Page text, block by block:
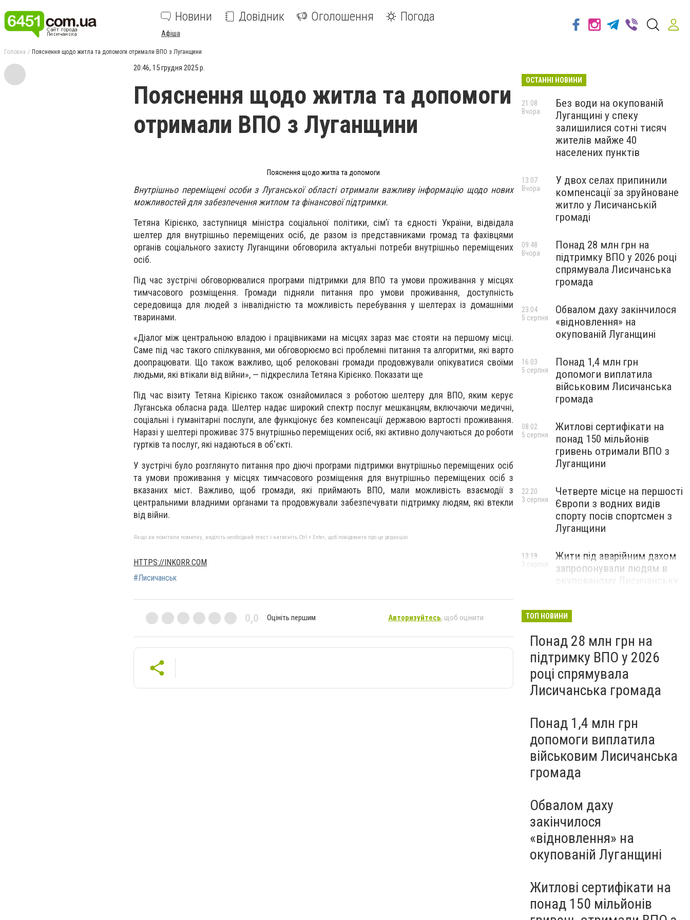
Новини Довідник Оголошення Погода
Афіша
Головна Пояснення щодо житла та допомоги отримали ВПО з Луганщини
20:46, 15 грудня 2025 р.
Пояснення щодо житла та допомоги
отримали ВПО з Луганщини
Пояснення щодо житла та допомоги
Внутрішньо переміщені особи з Луганської області отримали важливу інформацію щодо нових
можливостей для забезпечення житлом та фінансової підтримки.
Тетяна Кірієнко, заступниця міністра соціальної політики, сім’ї та єдності України, відвідала
шелтер для внутрішньо переміщених осіб, де разом із представниками громад та фахівцями
органів соціального захисту Луганщини обговорила актуальні потреби внутрішньо переміщених
осіб.
Під час зустрічі обговорювалися програми підтримки для ВПО та умови проживання у місцях
тимчасового розміщення. Громади підняли питання про умови проживання, доступність
середовища для людей з інвалідністю та можливість перебування у шелтерах із домашніми
тваринами.
«Діалог між центральною владою і працівниками на місцях зараз має стояти на першому місці.
Саме під час такого спілкування, ми обговорюємо всі проблемні питання та алгоритми, які варто
доопрацювати. Що також важливо, щоб релоковані громади продовжували опікуватися своїми
людьми, які втікали від війни», — підкреслила Тетяна Кірієнко. Показати ще
Під час візиту Тетяна Кірієнко також ознайомилася з роботою шелтеру для ВПО, яким керує
Луганська обласна рада. Шелтер надає широкий спектр послуг мешканцям, включаючи медичні,
соціальні і гуманітарні послуги, але функціонує без компенсації державою вартості проживання.
Наразі у шелтері проживає 375 внутрішньо переміщених осіб, які активно долучаються до роботи
гуртків та послуг, які надаються в об'єкті.
У зустрічі було розглянуто питання про діючі програми підтримки внутрішньо переміщених осіб
та умови проживання у місцях тимчасового розміщення для внутрішньо переміщених осіб з
вказаних міст. Важливо, щоб громади, які приймають ВПО, мали можливість взаємодії з
центральними владними органами та продовжували забезпечувати підтримку людям, які втекли
від війни.
Якщо ви помітили помилку, виділіть необхідний текст і натисніть Ctrl + Enter, щоб повідомити про це редакцію
HTTPS://INKORR.COM
#Лисичанськ
0,0 Оцініть першим Авторизуйтесь, щоб оцінити
ОСТАННІ НОВИНИ
Без води на окупованій
Луганщині у спеку
залишилися сотні тисяч
жителів майже 40
населених пунктів
21:08
Вчора
У двох селах припинили
компенсації за зруйноване
житло у Лисичанській
громаді
13:07
Вчора
Понад 28 млн грн на
підтримку ВПО у 2026 році
спрямувала Лисичанська
громада
09:48
Вчора
Обвалом даху закінчилося
«відновлення» на
окупованій Луганщині
23:04
5 серпня
Понад 1,4 млн грн
допомоги виплатила
військовим Лисичанська
громада
16:03
5 серпня
Житлові сертифікати на
понад 150 мільйонів
гривень отримали ВПО з
Луганщини
08:02
5 серпня
Четверте місце на першості
Європи з водних видів
спорту посів спортсмен з
Луганщини
22:20
3 серпня
Жити під аварійним дахом
запропонували людям в
окупованому Лисичанську
13:19
3 серпня
ТОП НОВИНИ
Понад 28 млн грн на
підтримку ВПО у 2026
році спрямувала
Лисичанська громада
Понад 1,4 млн грн
допомоги виплатила
військовим Лисичанська
громада
Обвалом даху
закінчилося
«відновлення» на
окупованій Луганщині
Житлові сертифікати на
понад 150 мільйонів